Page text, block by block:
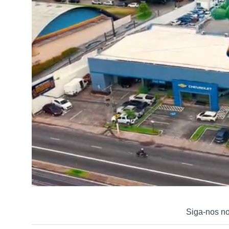
Siga-nos